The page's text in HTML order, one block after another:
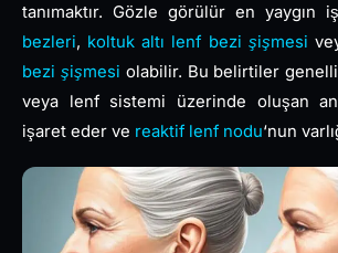
tanımaktır. Gözle görülür en yaygın
bezleri, koltuk altı lenf bezi şişmesi
bezi şişmesi olabilir. Bu belirtiler
veya lenf sistemi üzerinde oluşan
işaret eder ve reaktif lenf nodu‘nun